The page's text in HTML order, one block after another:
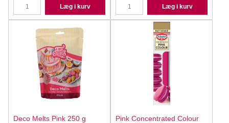
Læg i kurv Læg i kurv
Deco Melts Pink 250 g
Pink Concentrated Colour